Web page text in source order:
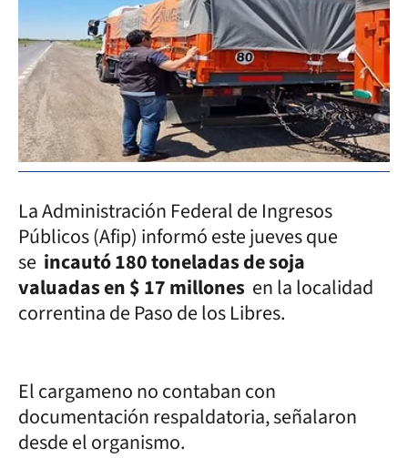
La Administración Federal de Ingresos
Públicos (Afip) informó este jueves que
se incautó 180 toneladas de soja
valuadas en $ 17 millones en la localidad
correntina de Paso de los Libres.
El cargameno no contaban con
documentación respaldatoria, señalaron
desde el organismo.